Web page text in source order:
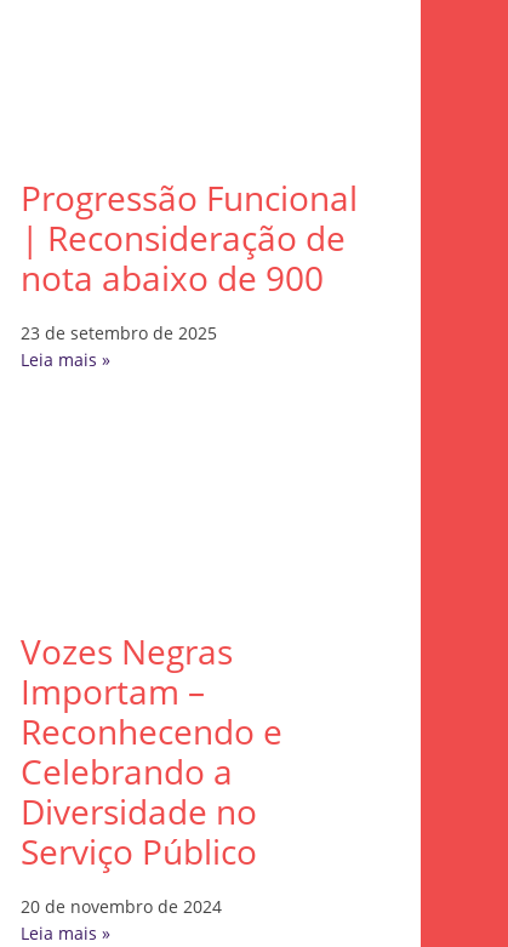
Progressão Funcional
| Reconsideração de
nota abaixo de 900
23 de setembro de 2025
Leia mais »
Vozes Negras
Importam –
Reconhecendo e
Celebrando a
Diversidade no
Serviço Público
20 de novembro de 2024
Leia mais »